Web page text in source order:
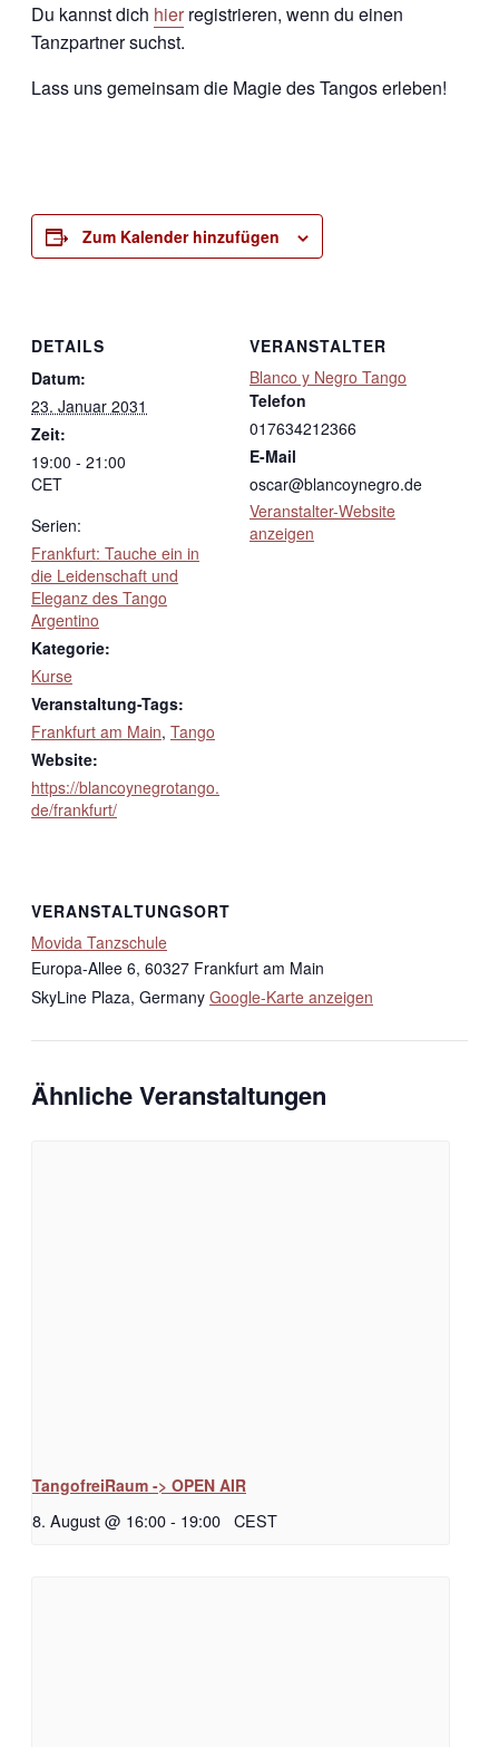
Du kannst dich hier registrieren, wenn du einen
Tanzpartner suchst.
Lass uns gemeinsam die Magie des Tangos erleben!
Zum Kalender hinzufügen
DETAILS
Datum:
23. Januar 2031
Zeit:
19:00 - 21:00
CET
Serien:
Frankfurt: Tauche ein in
die Leidenschaft und
Eleganz des Tango
Argentino
Kategorie:
Kurse
Veranstaltung-Tags:
Frankfurt am Main, Tango
Website:
https://blancoynegrotango.
de/frankfurt/
VERANSTALTER
Blanco y Negro Tango
Telefon
017634212366
E-Mail
oscar@blancoynegro.de
Veranstalter-Website
anzeigen
VERANSTALTUNGSORT
Movida Tanzschule
Europa-Allee 6, 60327 Frankfurt am Main
SkyLine Plaza, Germany Google-Karte anzeigen
Ähnliche Veranstaltungen
TangofreiRaum -> OPEN AIR
8. August @ 16:00- 19:00 CEST